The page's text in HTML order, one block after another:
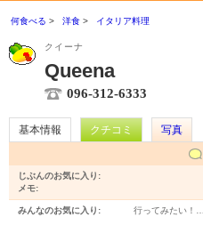
何食べる 洋食 イタリア料理
クイーナ
Queena
096-312-6333
基本情報 クチコミ
写真
じぶんのお気に入り:
メモ:
みんなのお気に入り: 行ってみたい！…